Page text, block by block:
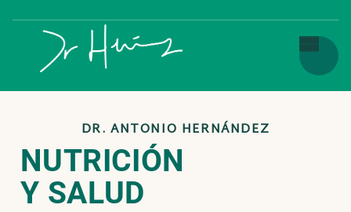
DR. ANTONIO HERNÁNDEZ
NUTRICIÓN
Y SALUD